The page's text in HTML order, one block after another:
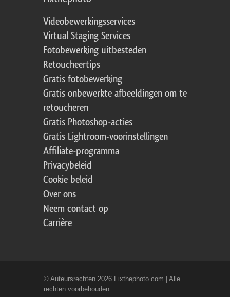
Videobewerkingsservices
Virtual Staging Services
Fotobewerking uitbesteden
Retoucheertips
Gratis fotobewerking
Gratis onbewerkte afbeeldingen om te
retoucheren
Gratis Photoshop-acties
Gratis Lightroom-voorinstellingen
Affiliate-programma
Privacybeleid
Cookie beleid
Over ons
Neem contact op
Carrière
© Auteursrechten 2026 Fixthephoto.com | Alle
rechten voorbehouden.